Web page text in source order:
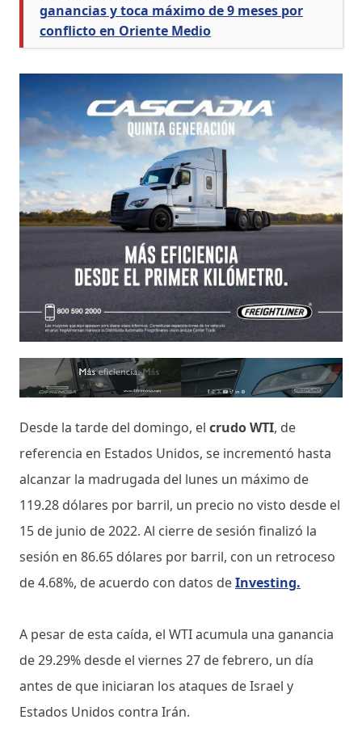
ganancias y toca máximo de 9 meses por
conflicto en Oriente Medio
Desde la tarde del domingo, el crudo WTI, de
referencia en Estados Unidos, se incrementó hasta
alcanzar la madrugada del lunes un máximo de
119.28 dólares por barril, un precio no visto desde el
15 de junio de 2022. Al cierre de sesión finalizó la
sesión en 86.65 dólares por barril, con un retroceso
de 4.68%, de acuerdo con datos deInvesting.
A pesar de esta caída, el WTI acumula una ganancia
de 29.29% desde el viernes 27 de febrero, un día
antes de que iniciaran los ataques de Israel y
Estados Unidos contra Irán.